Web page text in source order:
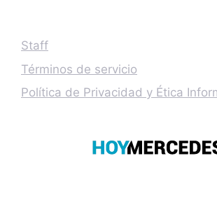
Staff
Términos de servicio
Política de Privacidad y Ética